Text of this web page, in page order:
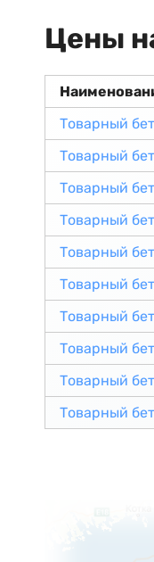
Цены
Товарный
Товарный
Товарный
Товарный
Товарный
Товарный
Товарный
Товарный
Товарный
Товарный